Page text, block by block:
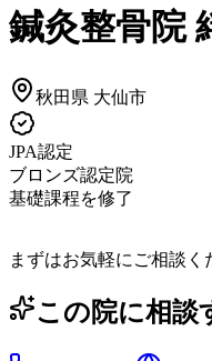
鍼灸整骨院
秋田県 大仙市
JPA認定
ブロンズ認定院
基礎課程を修了
まずはお気軽にご相談く
この院に相談